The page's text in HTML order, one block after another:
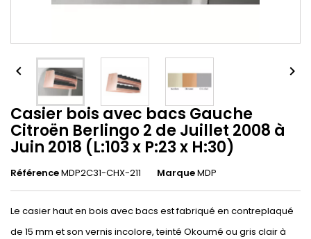
 
Casier bois avec bacs Gauche
Citroën Berlingo 2 de Juillet 2008 à
Juin 2018 (L:103 x P:23 x H:30)
RéférenceMDP2C31-CHX-211 MarqueMDP
Le casier haut en bois avec bacs est fabriqué en contreplaqué
de 15 mm et son vernis incolore, teinté Okoumé ou gris clair à